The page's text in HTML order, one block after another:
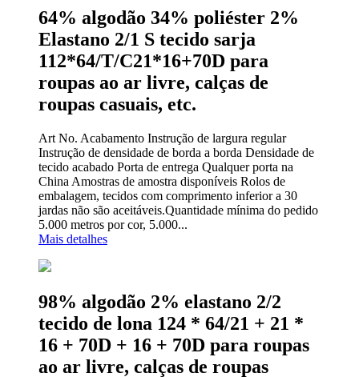
64% algodão 34% poliéster 2%
Elastano 2/1 S tecido sarja
112*64/T/C21*16+70D para
roupas ao ar livre, calças de
roupas casuais, etc.
Art No. Acabamento Instrução de largura regular
Instrução de densidade de borda a borda Densidade de
tecido acabado Porta de entrega Qualquer porta na
China Amostras de amostra disponíveis Rolos de
embalagem, tecidos com comprimento inferior a 30
jardas não são aceitáveis.Quantidade mínima do pedido
5.000 metros por cor, 5.000...
Mais detalhes
98% algodão 2% elastano 2/2
tecido de lona 124 * 64/21 + 21 *
16 + 70D + 16 + 70D para roupas
ao ar livre, calças de roupas